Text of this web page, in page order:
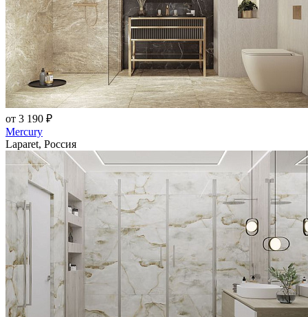
от 3 190 ₽
Mercury
Laparet, Россия